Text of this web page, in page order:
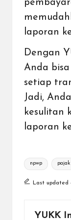
laporan
Dengan
Anda
setiap
Jadi,
kesulitan
laporan
Tags:
npwp pajak
Last updated
YUKK